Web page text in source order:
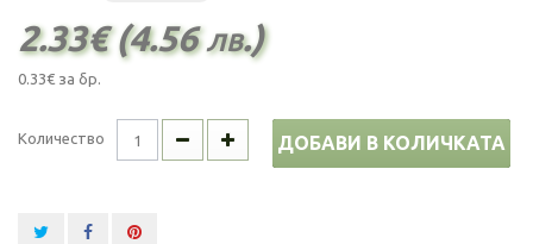
2.33€ (4.56 лв.)
0.33€ за бр.
Количество ДОБАВИ В КОЛИЧКАТА